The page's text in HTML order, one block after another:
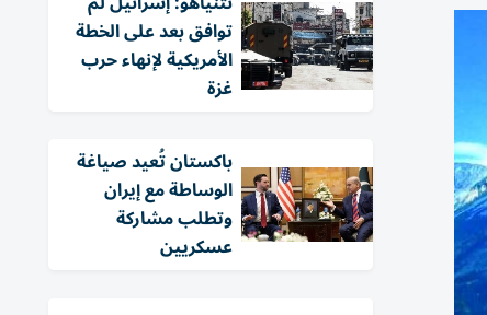
توافق بعد على الخطة
الأمريكية لإنهاء حرب
غزة
باكستان تُعيد صياغة
الوساطة مع إيران
وتطلب مشاركة
عسكريين